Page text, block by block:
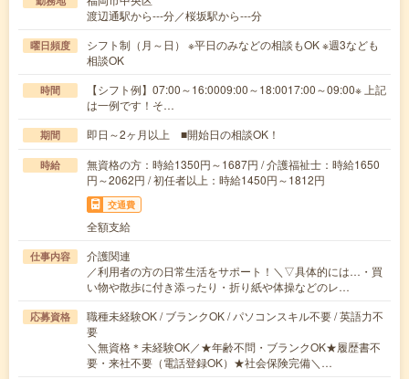
渡辺通駅から---分／桜坂駅から---分
曜日頻度
シフト制（月～日） ※平日のみなどの相談もOK ※週3なども
相談OK
時間
【シフト例】07:00～16:0009:00～18:0017:00～09:00※ 上記
は一例です！そ…
期間 即日～2ヶ月以上 ■開始日の相談OK！
時給
無資格の方：時給1350円～1687円 / 介護福祉士：時給1650
円～2062円 / 初任者以上：時給1450円～1812円
交通費
全額支給
仕事内容
介護関連
／利用者の方の日常生活をサポート！＼▽具体的には…・買
い物や散歩に付き添ったり・折り紙や体操などのレ…
応募資格
職種未経験OK / ブランクOK / パソコンスキル不要 / 英語力不
要
＼無資格＊未経験OK／★年齢不問・ブランクOK★履歴書不
要・来社不要（電話登録OK）★社会保険完備＼…